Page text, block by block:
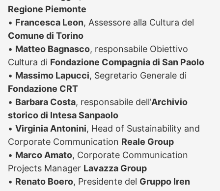
Regione Piemonte
• Francesca Leon, Assessore alla Cultura del
Comune di Torino
• Matteo Bagnasco, responsabile Obiettivo
Cultura di Fondazione Compagnia di San Paolo
• Massimo Lapucci, Segretario Generale di
Fondazione CRT
• Barbara Costa, responsabile dell’Archivio
storico di Intesa Sanpaolo
• Virginia Antonini, Head of Sustainability and
Corporate Communication Reale Group
• Marco Amato, Corporate Communication
Projects Manager Lavazza Group
• Renato Boero, Presidente del Gruppo Iren